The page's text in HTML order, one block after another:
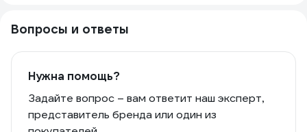
Вопросы и ответы
Нужна помощь?
Задайте вопрос – вам ответит наш эксперт,
представитель бренда или один из